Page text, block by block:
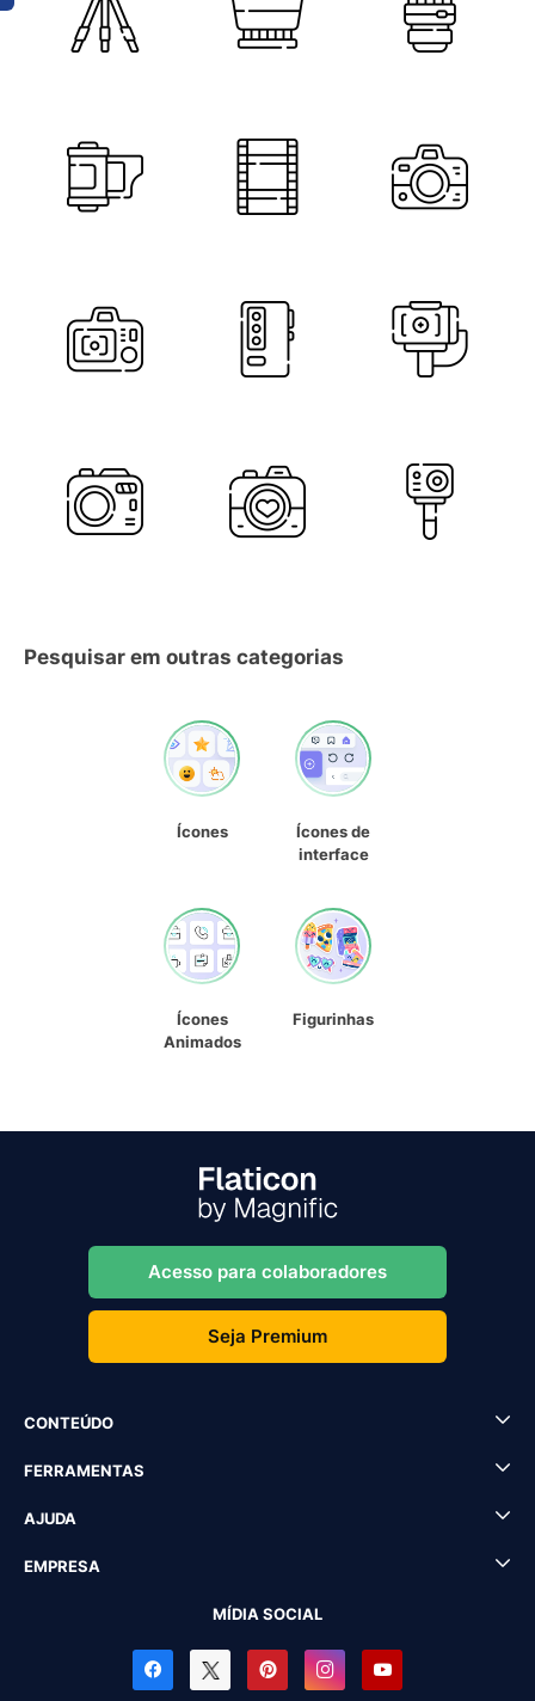
Pesquisar em outras categorias
Ícones
Ícones de
interface
Ícones
Animados
Figurinhas
Acesso para colaboradores
Seja Premium
CONTEÚDO
FERRAMENTAS
AJUDA
EMPRESA
MÍDIA SOCIAL